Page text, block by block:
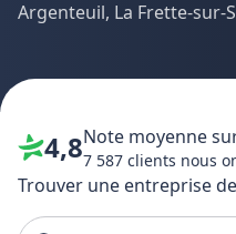
Argenteuil, La Frette-sur-
Trouver une entreprise de
4,8Note moyenne
7 587 clients nous